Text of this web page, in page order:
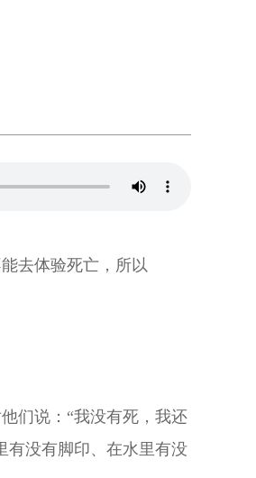
去体验死亡，所以
们说：“我没有死，我还
有没有脚印、在水里有没